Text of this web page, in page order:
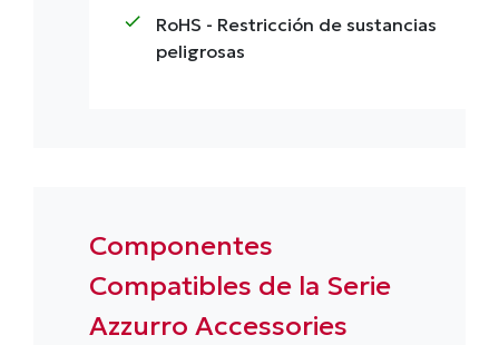
check RoHS - Restricción de sustancias
peligrosas
Componentes
Compatibles de la Serie
Azzurro Accessories